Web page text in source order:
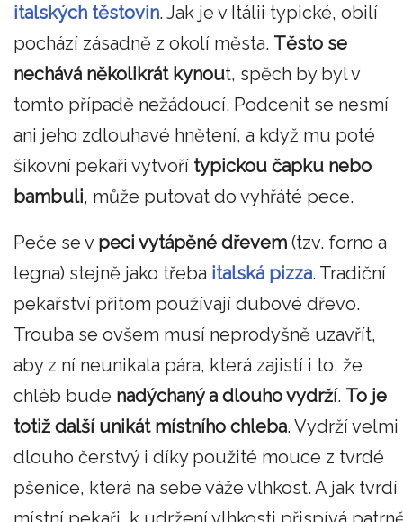
italských těstovin. Jak je v Itálii typické, obilí
pochází zásadně z okolí města. Těsto se
nechává několikrát kynout, spěch by byl v
tomto případě nežádoucí. Podcenit se nesmí
ani jeho zdlouhavé hnětení, a když mu poté
šikovní pekaři vytvoří typickou čapku nebo
bambuli, může putovat do vyhřáté pece.
Peče se v peci vytápěné dřevem (tzv. forno a
legna) stejně jako třeba italská pizza. Tradiční
pekařství přitom používají dubové dřevo.
Trouba se ovšem musí neprodyšně uzavřít,
aby z ní neunikala pára, která zajistí i to, že
chléb bude nadýchaný a dlouho vydrží. To je
totiž další unikát místního chleba. Vydrží velmi
dlouho čerstvý i díky použité mouce z tvrdé
pšenice, která na sebe váže vlhkost. A jak tvrdí